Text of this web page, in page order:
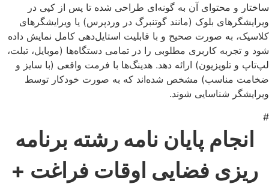
ساختار و محتوای آن به گونه‌ای طراحی شده تا پس از کپی در
ویرایشگرهای بلوک (مانند گوتنبرگ در وردپرس) یا ویرایشگرهای
کلاسیک، به صورت صحیح و با قابلیت استایل‌دهی کامل نمایش داده
شود و تجربه کاربری مطلوبی را در تمامی دستگاه‌ها (موبایل، تبلت،
لپ‌تاپ و تلویزیون) ارائه دهد. هدینگ‌ها با فرمت واقعی (با سایز و
ضخامت مناسب) مشخص شده‌اند که به صورت خودکار توسط
ویرایشگر شناسایی شوند.
#
انجام پایان نامه رشته برنامه
ریزی فضایی اوقات فراغت +